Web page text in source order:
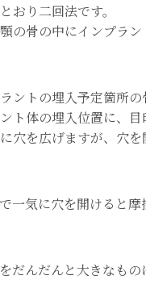
おり二回法です。
の骨の中にインプラ
トの埋入予定箇所の
体の埋入位置に、目
穴を広げますが、穴
一気に穴を開けると
だんだんと大きなも